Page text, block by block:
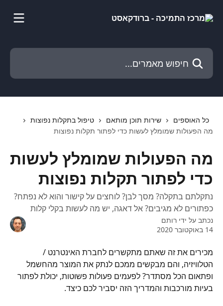
חיפוש מאמרים...
כל האוספים שירות תוכן מותאם
טיפול בתקלות נפוצות
מה הפעולות שמומלץ לעשות כדי לפתור תקלות נפוצות
מה הפעולות שמומלץ לעשות
כדי לפתור תקלות נפוצות
נתקלתם בתקלה? מסך לבן? לוחצים על קישור והוא לא נפתח?
כפתורים לא מגיבים? אל דאגה, יש מה לעשות בקלי קלות
נכתב על ידי רותם
14 באוקטובר 2020
מכירים את זה שאתם מתקשרים לחברת האינטרנט /
הטלוויזיה, והם מבקשים ממכם לנתק את המוצר מהחשמל
ופתאום הכל מסתדר? לפעמים פעולות פשוטות, יכולת לפתור
בעיות מורכבות והמדריך הזה יסביר לכם כיצד.